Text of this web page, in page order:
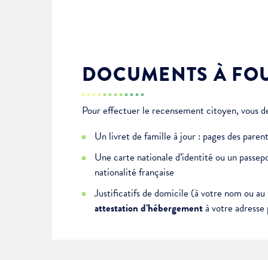
DOCUMENTS À
Pour effectuer le recensement citoyen, vous
Un livret de famille à jour : pages des
Une carte nationale d’identité ou un
nationalité française
Justificatifs de domicile (à votre nom ou
attestation d’hébergementà votre